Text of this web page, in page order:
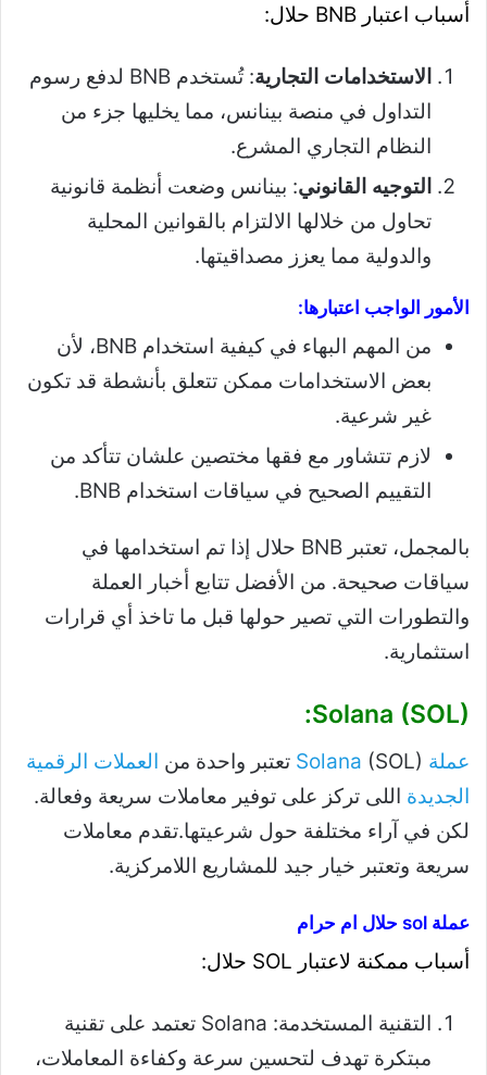
أسباب اعتبار BNB حلال:
الاستخدامات التجارية
: تُستخدم BNB لدفع رسوم
التداول في منصة بينانس، مما يخليها جزء من
النظام التجاري المشرع.
التوجيه القانوني: بينانس وضعت أنظمة قانونية
تحاول من خلالها الالتزام بالقوانين المحلية
والدولية مما يعزز مصداقيتها.
الأمور الواجب اعتبارها:
من المهم البهاء في كيفية استخدام BNB، لأن
بعض الاستخدامات ممكن تتعلق بأنشطة قد تكون
غير شرعية.
لازم تتشاور مع فقها مختصين علشان تتأكد من
التقييم الصحيح في سياقات استخدام BNB.
بالمجمل، تعتبر BNB حلال إذا تم استخدامها في
سياقات صحيحة. من الأفضل تتابع أخبار العملة
والتطورات التي تصير حولها قبل ما تاخذ أي قرارات
استثمارية.
Solana (SOL):
عملة Solana (SOL) تعتبر واحدة من
العملات الرقمية
الجديدة اللى تركز على توفير معاملات سريعة وفعالة.
لكن في آراء مختلفة حول شرعيتها.تقدم معاملات
سريعة وتعتبر خيار جيد للمشاريع اللامركزية.
عملة sol حلال ام حرام
أسباب ممكنة لاعتبار SOL حلال:
التقنية المستخدمة: Solana تعتمد على تقنية
مبتكرة تهدف لتحسين سرعة وكفاءة المعاملات،